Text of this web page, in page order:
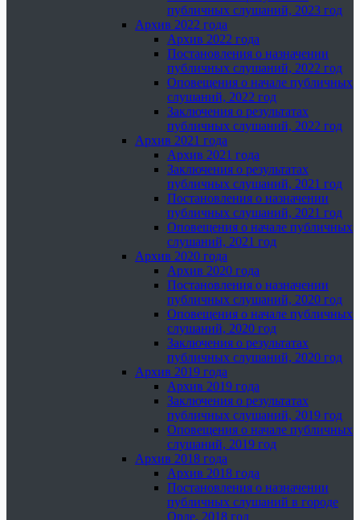
публичных слушаний, 2023 год
Архив 2022 года
Архив 2022 года
Постановления о назначении
публичных слушаний, 2022 год
Оповещения о начале публичных
слушаний, 2022 год
Заключения о результатах
публичных слушаний, 2022 год
Архив 2021 года
Архив 2021 года
Заключения о результатах
публичных слушаний, 2021 год
Постановления о назначении
публичных слушаний, 2021 год
Оповещения о начале публичных
слушаний, 2021 год
Архив 2020 года
Архив 2020 года
Постановления о назначении
публичных слушаний, 2020 год
Оповещения о начале публичных
слушаний, 2020 год
Заключения о результатах
публичных слушаний, 2020 год
Архив 2019 года
Архив 2019 года
Заключения о результатах
публичных слушаний, 2019 год
Оповещения о начале публичных
слушаний, 2019 год
Архив 2018 года
Архив 2018 года
Постановления о назначении
публичных слушаний в городе
Орле, 2018 год